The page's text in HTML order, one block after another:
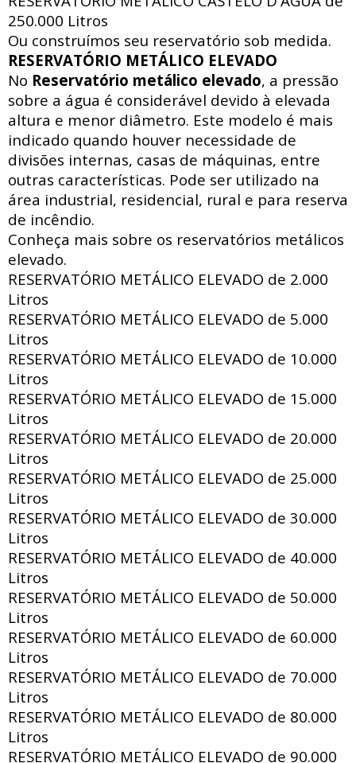
250.000 Litros
Ou construímos seu reservatório sob medida.
RESERVATÓRIO METÁLICO ELEVADO
No Reservatório metálico elevado, a pressão
sobre a água é considerável devido à elevada
altura e menor diâmetro. Este modelo é mais
indicado quando houver necessidade de
divisões internas, casas de máquinas, entre
outras características. Pode ser utilizado na
área industrial, residencial, rural e para reserva
de incêndio.
Conheça mais sobre os reservatórios metálicos
elevado.
RESERVATÓRIO METÁLICO ELEVADO de 2.000
Litros
RESERVATÓRIO METÁLICO ELEVADO de 5.000
Litros
RESERVATÓRIO METÁLICO ELEVADO de 10.000
Litros
RESERVATÓRIO METÁLICO ELEVADO de 15.000
Litros
RESERVATÓRIO METÁLICO ELEVADO de 20.000
Litros
RESERVATÓRIO METÁLICO ELEVADO de 25.000
Litros
RESERVATÓRIO METÁLICO ELEVADO de 30.000
Litros
RESERVATÓRIO METÁLICO ELEVADO de 40.000
Litros
RESERVATÓRIO METÁLICO ELEVADO de 50.000
Litros
RESERVATÓRIO METÁLICO ELEVADO de 60.000
Litros
RESERVATÓRIO METÁLICO ELEVADO de 70.000
Litros
RESERVATÓRIO METÁLICO ELEVADO de 80.000
Litros
RESERVATÓRIO METÁLICO ELEVADO de 90.000